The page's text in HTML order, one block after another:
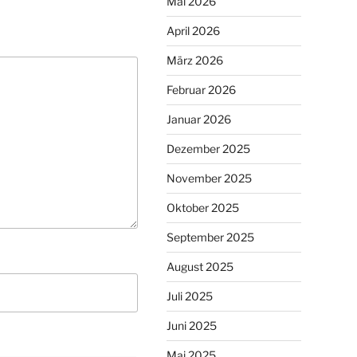
April 2026
März 2026
Februar 2026
Januar 2026
Dezember 2025
November 2025
Oktober 2025
September 2025
August 2025
Juli 2025
Juni 2025